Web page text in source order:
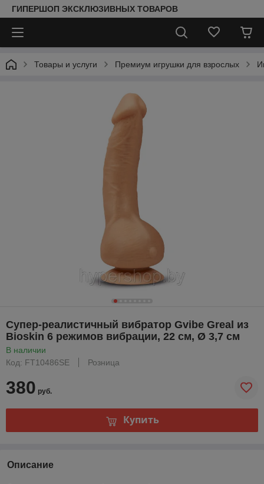
ГИПЕРШОП ЭКСКЛЮЗИВНЫХ ТОВАРОВ
Товары и услуги Премиум игрушки для взрослых
Супер-реалистичный вибратор Gvibe Greal из
Bioskin 6 режимов вибрации, 22 см, Ø 3,7 см
В наличии
Код: FT10486SE
Розница
380 руб.
Купить
Описание